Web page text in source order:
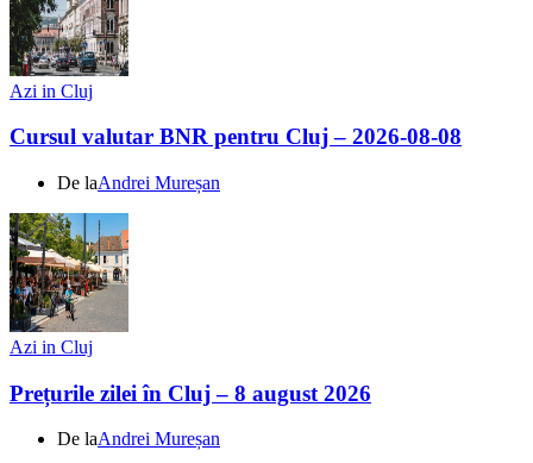
Azi in Cluj
Cursul valutar BNR pentru Cluj – 2026-08-08
De laAndrei Mureșan
Azi in Cluj
Prețurile zilei în Cluj – 8 august 2026
De laAndrei Mureșan